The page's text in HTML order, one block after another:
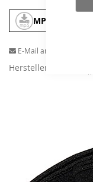
MP3
E-Mail an einen Freund
Herstellerangaben